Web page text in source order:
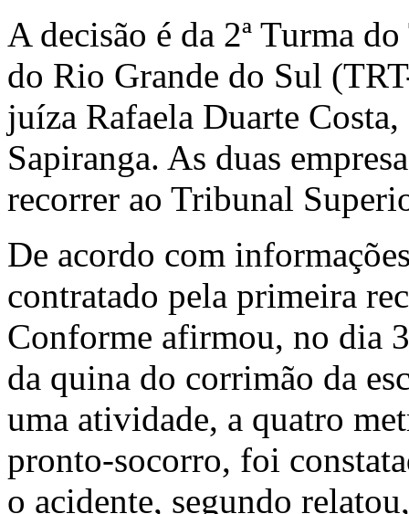
A decisão é da 2ª Turma
do Rio Grande do Sul
juíza Rafaela Duarte
Sapiranga. As duas
recorrer ao Tribunal
De acordo com
contratado pela primeira
Conforme afirmou, no dia
da quina do corrimão da
uma atividade, a quatro
pronto-socorro, foi
o acidente, segundo